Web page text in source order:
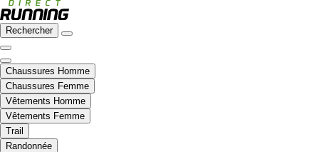
Rechercher
Chaussures Homme
Chaussures Femme
Vêtements Homme
Vêtements Femme
Trail
Randonnée